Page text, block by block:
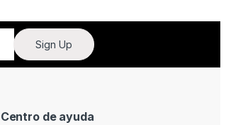
Sign Up
Centro de ayuda